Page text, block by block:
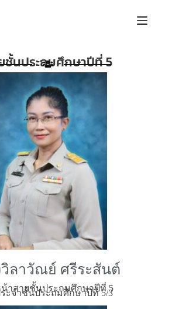
ชั้นประถมศึกษาปีที่ 5
ลาวัณย์ ศรีระสันต์
าสายชั้นประถมศึกษาปีที่ 5
ะจำชั้นประถมศึกษาปีที่ 5/3